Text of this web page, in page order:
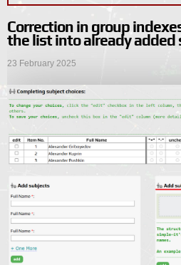
Informații de contact
Correction in group
the list into already added
23 February 2025